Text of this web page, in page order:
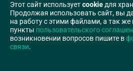
Этот сайт используетcookieдля
Продолжая использовать сайт, вы
на работу с этими файлами, а так же
пункты пользовательского
возникновении вопросов пишите в
связи.